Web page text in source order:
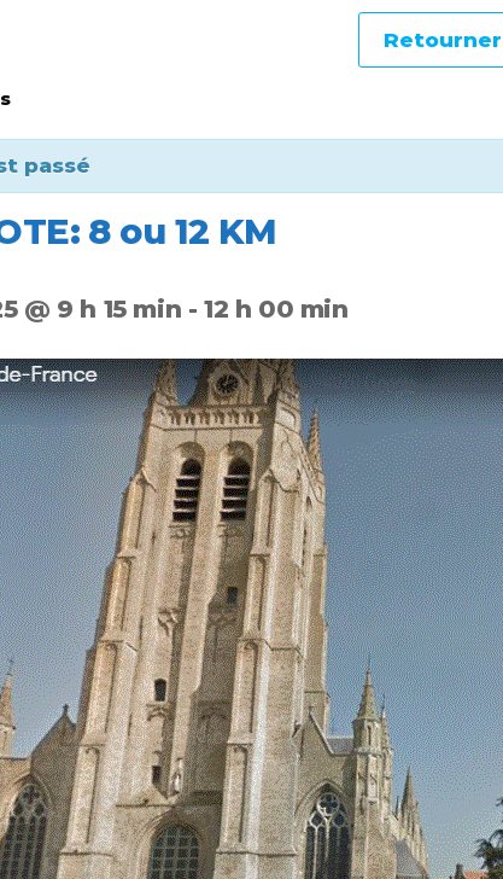
passé
8 ou 12 KM
@ 9 h 15 min - 12 h 00 min